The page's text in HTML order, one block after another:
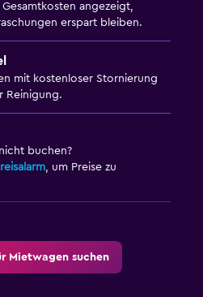
angezeigt,
erspart bleiben.
mit kostenloser Stornierung
Reinigung.
buchen?
, um Preise zu
Mietwagen suchen